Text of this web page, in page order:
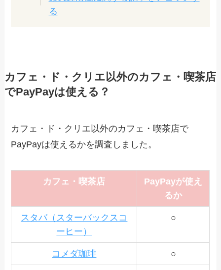
る
カフェ・ド・クリエ以外のカフェ・喫茶店
でPayPayは使える？
カフェ・ド・クリエ以外のカフェ・喫茶店で
PayPayは使えるかを調査しました。
カフェ・喫茶店
PayPayが使え
るか
スタバ（スターバックスコ
ーヒー）
○
コメダ珈琲 ○